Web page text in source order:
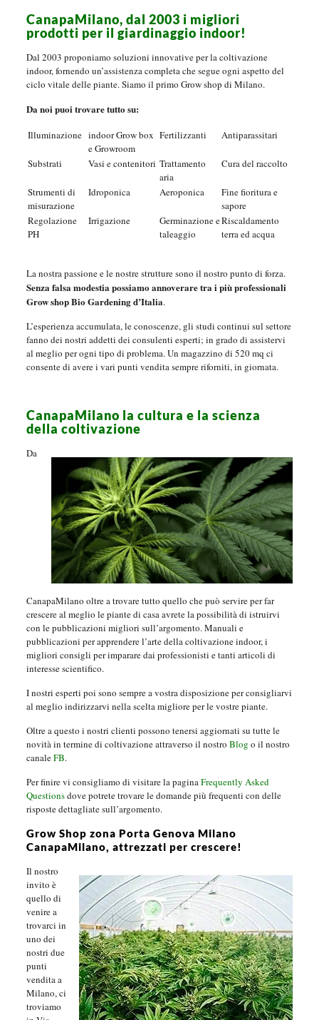
CanapaMilano, dal 2003 i migliori
prodotti per il giardinaggio indoor!
Dal 2003 proponiamo soluzioni innovative per la coltivazione
indoor, fornendo un’assistenza completa che segue ogni aspetto del
ciclo vitale delle piante. Siamo il primo Grow shop di Milano.
Da noi puoi trovare tutto su:
Illuminazione indoor Grow box
e Growroom
Fertilizzanti Antiparassitari
Substrati Vasi e contenitori Trattamento
aria
Cura del raccolto
Strumenti di
misurazione
Idroponica Aeroponica
Fine fioritura e
sapore
Regolazione
PH
Irrigazione
Germinazione e
taleaggio
Riscaldamento
terra ed acqua
La nostra passione e le nostre strutture sono il nostro punto di forza.
Senza falsa modestia possiamo annoverare tra i più professionali
Grow shop Bio Gardening d’Italia.
L’esperienza accumulata, le conoscenze, gli studi continui sul settore
fanno dei nostri addetti dei consulenti esperti; in grado di assistervi
al meglio per ogni tipo di problema. Un magazzino di 520 mq ci
consente di avere i vari punti vendita sempre riforniti, in giornata.
CanapaMilano la cultura e la scienza
della coltivazione
Da
CanapaMilano oltre a trovare tutto quello che può servire per far
crescere al meglio le piante di casa avrete la possibilità di istruirvi
con le pubblicazioni migliori sull’argomento. Manuali e
pubblicazioni per apprendere l’arte della coltivazione indoor, i
migliori consigli per imparare dai professionisti e tanti articoli di
interesse scientifico.
I nostri esperti poi sono sempre a vostra disposizione per consigliarvi
al meglio indirizzarvi nella scelta migliore per le vostre piante.
Oltre a questo i nostri clienti possono tenersi aggiornati su tutte le
novità in termine di coltivazione attraverso il nostro Blog o il nostro
canaleFB.
Per finire vi consigliamo di visitare la paginaFrequently Asked
Questionsdove potrete trovare le domande più frequenti con delle
risposte dettagliate sull’argomento.
Grow Shop zona Porta Genova Milano
CanapaMilano, attrezzati per crescere!
Il nostro
invito è
quello di
venire a
trovarci in
uno dei
nostri due
punti
vendita a
Milano, ci
troviamo